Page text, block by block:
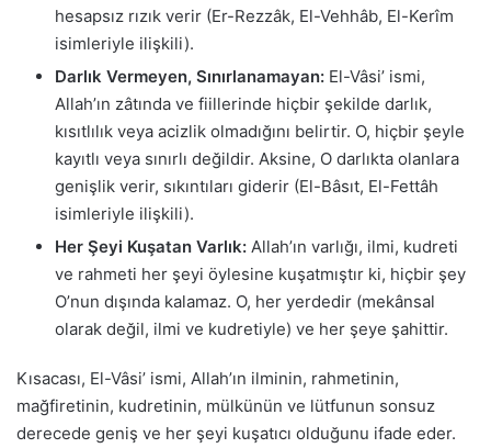
hesapsız rızık verir (Er-Rezzâk, El-Vehhâb, El-Kerîm
isimleriyle ilişkili).
Darlık Vermeyen, Sınırlanamayan: El-Vâsi’ ismi,
Allah’ın zâtında ve fiillerinde hiçbir şekilde darlık,
kısıtlılık veya acizlik olmadığını belirtir. O, hiçbir şeyle
kayıtlı veya sınırlı değildir. Aksine, O darlıkta olanlara
genişlik verir, sıkıntıları giderir (El-Bâsıt, El-Fettâh
isimleriyle ilişkili).
Her Şeyi Kuşatan Varlık: Allah’ın varlığı, ilmi, kudreti
ve rahmeti her şeyi öylesine kuşatmıştır ki, hiçbir şey
O’nun dışında kalamaz. O, her yerdedir (mekânsal
olarak değil, ilmi ve kudretiyle) ve her şeye şahittir.
Kısacası, El-Vâsi’ ismi, Allah’ın ilminin, rahmetinin,
mağfiretinin, kudretinin, mülkünün ve lütfunun sonsuz
derecede geniş ve her şeyi kuşatıcı olduğunu ifade eder.